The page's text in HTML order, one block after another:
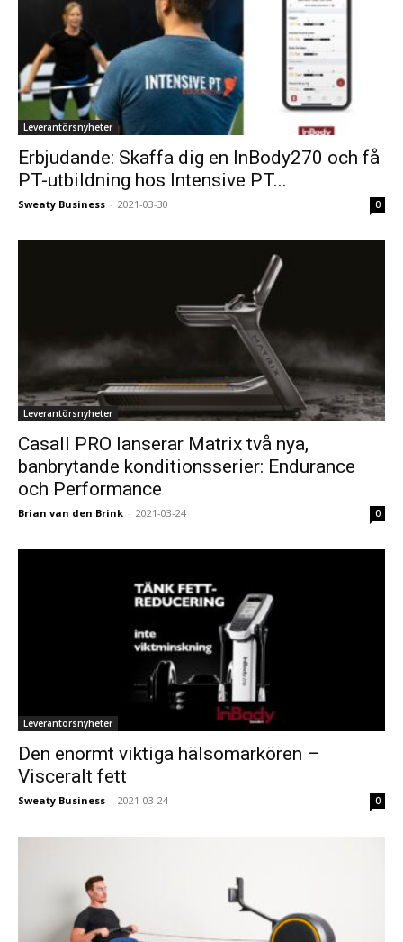
Leverantörsnyheter
Erbjudande: Skaffa dig en InBody270 och få
PT-utbildning hos Intensive PT...
Sweaty Business - 2021-03-30 0
Leverantörsnyheter
Casall PRO lanserar Matrix två nya,
banbrytande konditionsserier: Endurance
och Performance
Brian van den Brink - 2021-03-24 0
Leverantörsnyheter
Den enormt viktiga hälsomarkören –
Visceralt fett
Sweaty Business - 2021-03-24 0